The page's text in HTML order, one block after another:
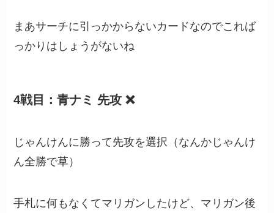
まあサーチに引っかからないカードなのでこれば
っかりはしょうがないね
4戦目：青ナミ 先攻 ❌
じゃんけんに勝って先攻を選択（なんかじゃんけ
ん全勝で草）
手札に何もなくてマリガンしたけど、マリガン後